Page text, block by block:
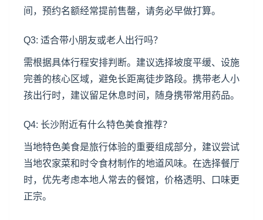
间，预约名额经常提前售罄，请务必早做打算。
Q3: 适合带小朋友或老人出行吗？
需根据具体行程安排判断。建议选择坡度平缓、设施
完善的核心区域，避免长距离徒步路段。携带老人小
孩出行时，建议留足休息时间，随身携带常用药品。
Q4: 长沙附近有什么特色美食推荐？
当地特色美食是旅行体验的重要组成部分，建议尝试
当地农家菜和时令食材制作的地道风味。在选择餐厅
时，优先考虑本地人常去的餐馆，价格透明、口味更
正宗。